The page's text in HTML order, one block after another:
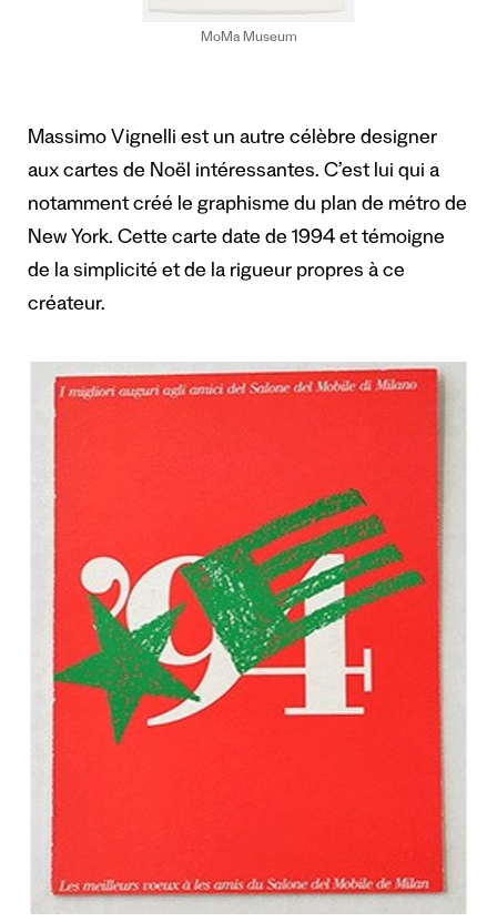
MoMa Museum
Massimo Vignelli est un autre célèbre designer
aux cartes de Noël intéressantes. C’est lui qui a
notamment créé le graphisme du plan de métro de
New York. Cette carte date de 1994 et témoigne
de la simplicité et de la rigueur propres à ce
créateur.